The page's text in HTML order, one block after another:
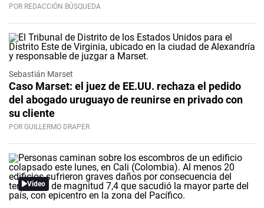
POR REDACCIÓN BÚSQUEDA
Sebastián Marset
Caso Marset: el juez de EE.UU. rechaza el pedido
del abogado uruguayo de reunirse en privado con
su cliente
POR GUILLERMO DRAPER
Video